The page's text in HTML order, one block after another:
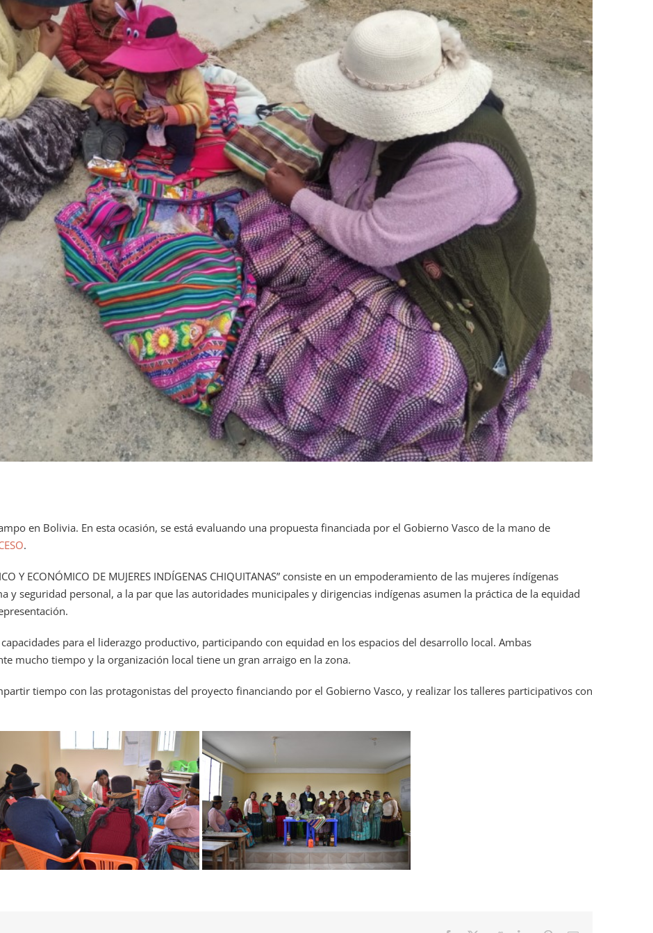
en Bolivia. En esta ocasión, se está evaluando una propuesta financiada por el Gobierno Vasco de la mano de
.
Y ECONÓMICO DE MUJERES INDÍGENAS CHIQUITANAS” consiste en un empoderamiento de las mujeres índígenas
y seguridad personal, a la par que las autoridades municipales y dirigencias indígenas asumen la práctica de la equidad
para el liderazgo productivo, participando con equidad en los espacios del desarrollo local. Ambas
mucho tiempo y la organización local tiene un gran arraigo en la zona.
tiempo con las protagonistas del proyecto financiando por el Gobierno Vasco, y realizar los talleres participativos con